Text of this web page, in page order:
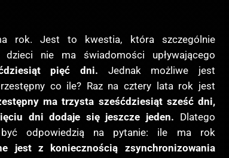
rok. Jest to kwestia, która szczególnie
dzieci nie ma świadomości upływającego
pięć dni. Jednak możliwe jest
co ile? Raz na cztery lata rok jest
ma trzysta sześćdziesiąt sześć dni,
dni dodaje się jeszcze jeden. Dlatego
odpowiedzią na pytanie: ile ma rok
jest z koniecznością zsynchronizowania